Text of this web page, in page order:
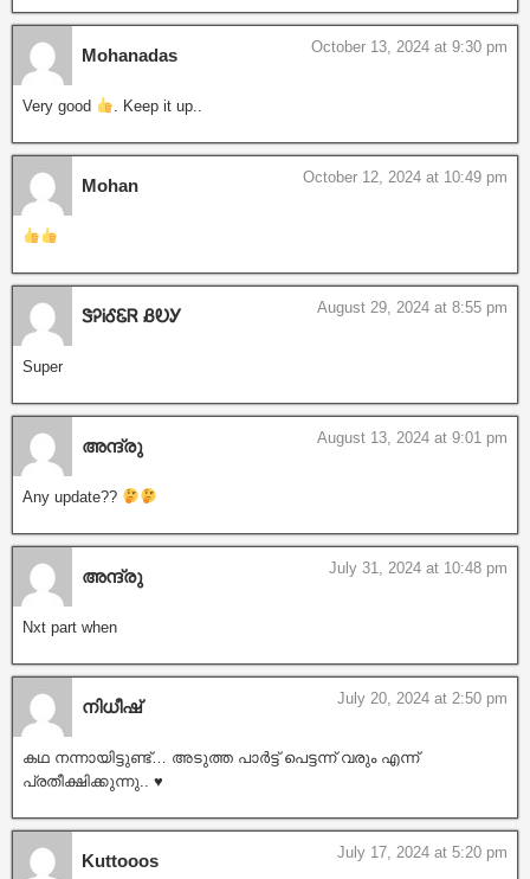
Mohanadas October 13, 2024 at 9:30 pm
Very good . Keep it up..
Mohan October 12, 2024 at 10:49 pm
ᏕᎮᎥᎴᏋᏒ ᏰᎧᎩ August 29, 2024 at 8:55 pm
Super
അന്ദ്രു August 13, 2024 at 9:01 pm
Any update??
അന്ദ്രു July 31, 2024 at 10:48 pm
Nxt part when
നിധീഷ് July 20, 2024 at 2:50 pm
കഥ നന്നായിട്ടുണ്ട്… അടുത്ത പാർട്ട്‌ പെട്ടന്ന് വരും എന്ന്
പ്രതീക്ഷിക്കുന്നു.. ♥️
Kuttooos July 17, 2024 at 5:20 pm